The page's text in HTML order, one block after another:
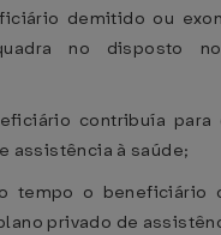
demitido ou
no disposto
contribuía para
assistência à saúde;
tempo o beneficiário
privado de